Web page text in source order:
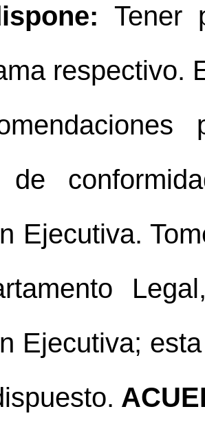
Tener
respectivo.
de
Ejecutiva.
Ejecutiva;